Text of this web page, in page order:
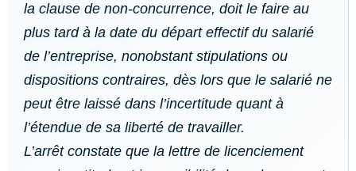
la clause de non-concurrence, doit le faire au
plus tard à la date du départ effectif du salarié
de l’entreprise, nonobstant stipulations ou
dispositions contraires, dès lors que le salarié ne
peut être laissé dans l’incertitude quant à
l’étendue de sa liberté de travailler.
L’arrêt constate que la lettre de licenciement